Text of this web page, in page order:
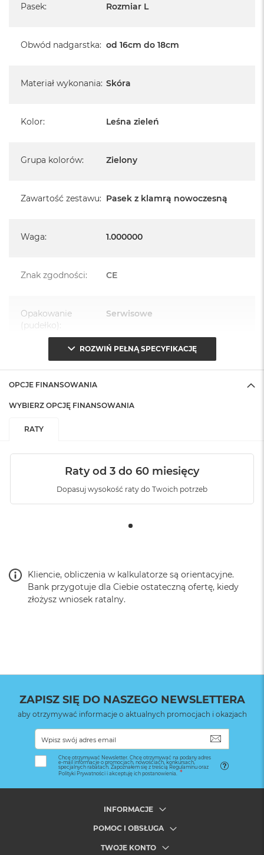
Pasek: Rozmiar L
Obwód nadgarstka: od 16cm do 18cm
Materiał wykonania: Skóra
Kolor: Leśna zieleń
Grupa kolorów: Zielony
Zawartość zestawu: Pasek z klamrą nowoczesną
Waga: 1.000000
Znak zgodności: CE
Opakowanie
(pudełko):
Serwisowe
ROZWIŃ PEŁNĄ SPECYFIKACJĘ
OPCJE FINANSOWANIA
WYBIERZ OPCJĘ FINANSOWANIA
RATY
Raty od 3 do 60 miesięcy
Dopasuj wysokość raty do Twoich potrzeb
Kliencie, obliczenia w kalkulatorze są orientacyjne.
Bank przygotuje dla Ciebie ostateczną ofertę, kiedy
złożysz wniosek ratalny.
ZAPISZ SIĘ DO NASZEGO NEWSLETTERA
aby otrzymywać informacje o aktualnych promocjach i okazjach
Chcę otrzymywać Newsletter. Chcę otrzymywać na podany adres
e-mail informacje o promocjach, nowościach, konkursach,
specjalnych rabatach. Zapoznałem się z treścią Regulaminu oraz
Polityki Prywatności i akceptuję ich postanowienia.
INFORMACJE
POMOC I OBSŁUGA
TWOJE KONTO